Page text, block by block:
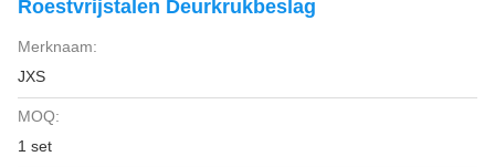
Roestvrijstalen Deurkrukbeslag
Merknaam:
JXS
MOQ:
1 set